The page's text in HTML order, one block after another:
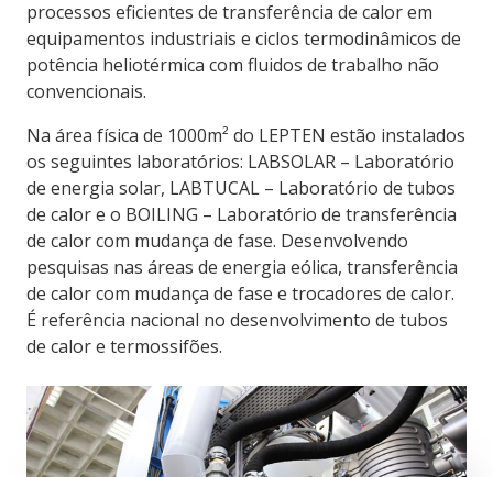
processos eficientes de transferência de calor em
equipamentos industriais e ciclos termodinâmicos de
potência heliotérmica com fluidos de trabalho não
convencionais.
Na área física de 1000m² do LEPTEN estão instalados
os seguintes laboratórios: LABSOLAR – Laboratório
de energia solar, LABTUCAL – Laboratório de tubos
de calor e o BOILING – Laboratório de transferência
de calor com mudança de fase. Desenvolvendo
pesquisas nas áreas de energia eólica, transferência
de calor com mudança de fase e trocadores de calor.
É referência nacional no desenvolvimento de tubos
de calor e termossifões.